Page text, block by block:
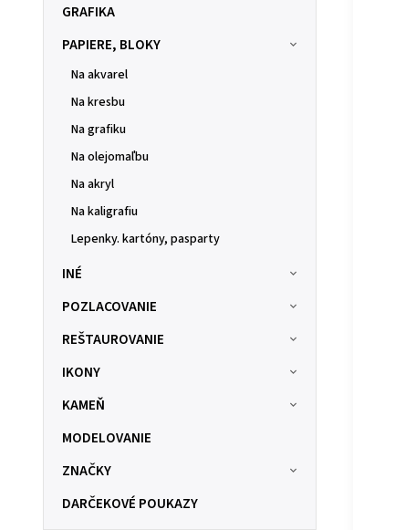
GRAFIKA
PAPIERE, BLOKY
Na akvarel
Na kresbu
Na grafiku
Na olejomaľbu
Na akryl
Na kaligrafiu
Lepenky. kartóny, pasparty
INÉ
POZLACOVANIE
REŠTAUROVANIE
IKONY
KAMEŇ
MODELOVANIE
ZNAČKY
DARČEKOVÉ POUKAZY